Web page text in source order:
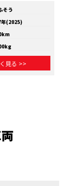
そう
年(2025)
見る >>